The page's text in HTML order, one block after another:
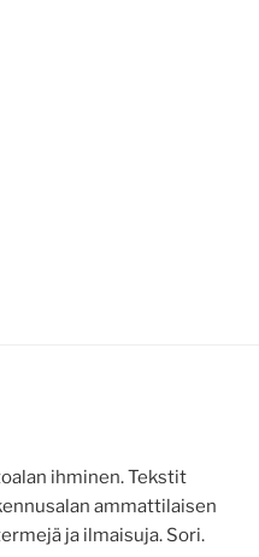
ihminen. Tekstit
ammattilaisen
ja ilmaisuja. Sori.